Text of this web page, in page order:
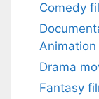
Comedy
Animation
Drama
Fantasy